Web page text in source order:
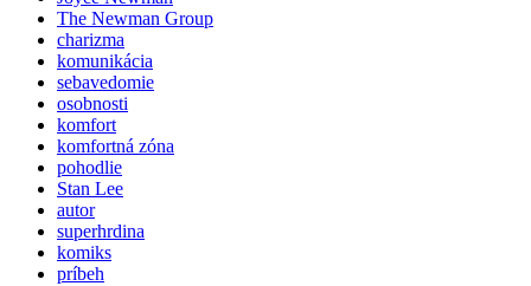
The Newman Group
charizma
komunikácia
sebavedomie
osobnosti
komfort
komfortná zóna
pohodlie
Stan Lee
autor
superhrdina
komiks
príbeh